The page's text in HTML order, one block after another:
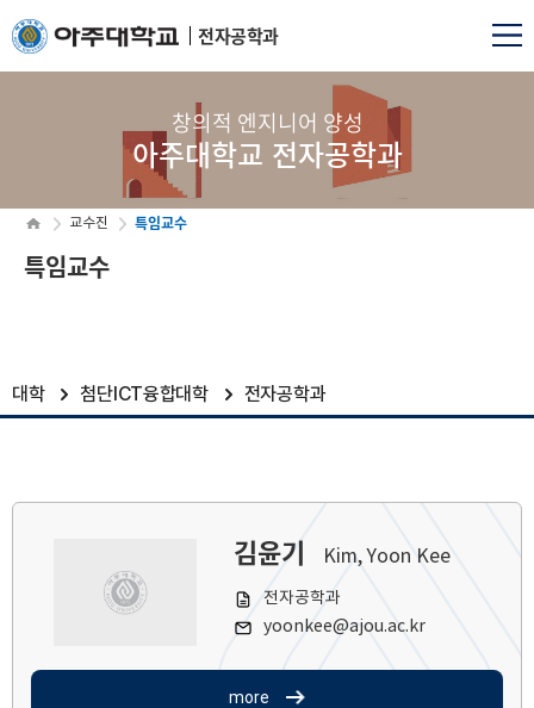
전자공학과
창의적 엔지니어 양성
아주대학교 전자공학과
교수진 특임교수
특임교수
대학 첨단ICT융합대학 전자공학과
김윤기 Kim, Yoon Kee
전자공학과
yoonkee@ajou.ac.kr
more